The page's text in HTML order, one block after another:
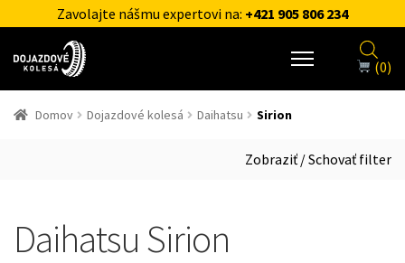
Zavolajte nášmu expertovi na: +421 905 806 234
(0)
Domov Dojazdové kolesá Daihatsu Sirion
Zobraziť / Schovať filter
Daihatsu Sirion